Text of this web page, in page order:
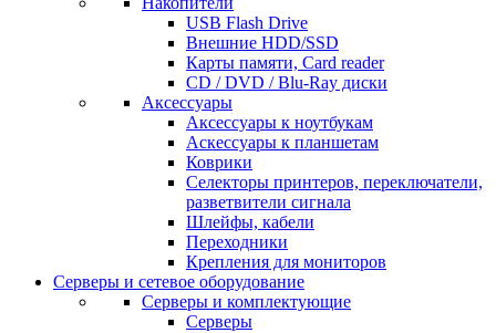
USB Flash Drive
Внешние HDD/SSD
Карты памяти, Card reader
CD / DVD / Blu-Ray диски
Аксессуары
Аксессуары к ноутбукам
Аскессуары к планшетам
Коврики
Селекторы принтеров, переключатели,
разветвители сигнала
Шлейфы, кабели
Переходники
Крепления для мониторов
Серверы и сетевое оборудование
Серверы и комплектующие
Серверы